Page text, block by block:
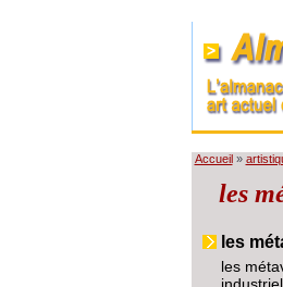
Accueil»
les
les
les